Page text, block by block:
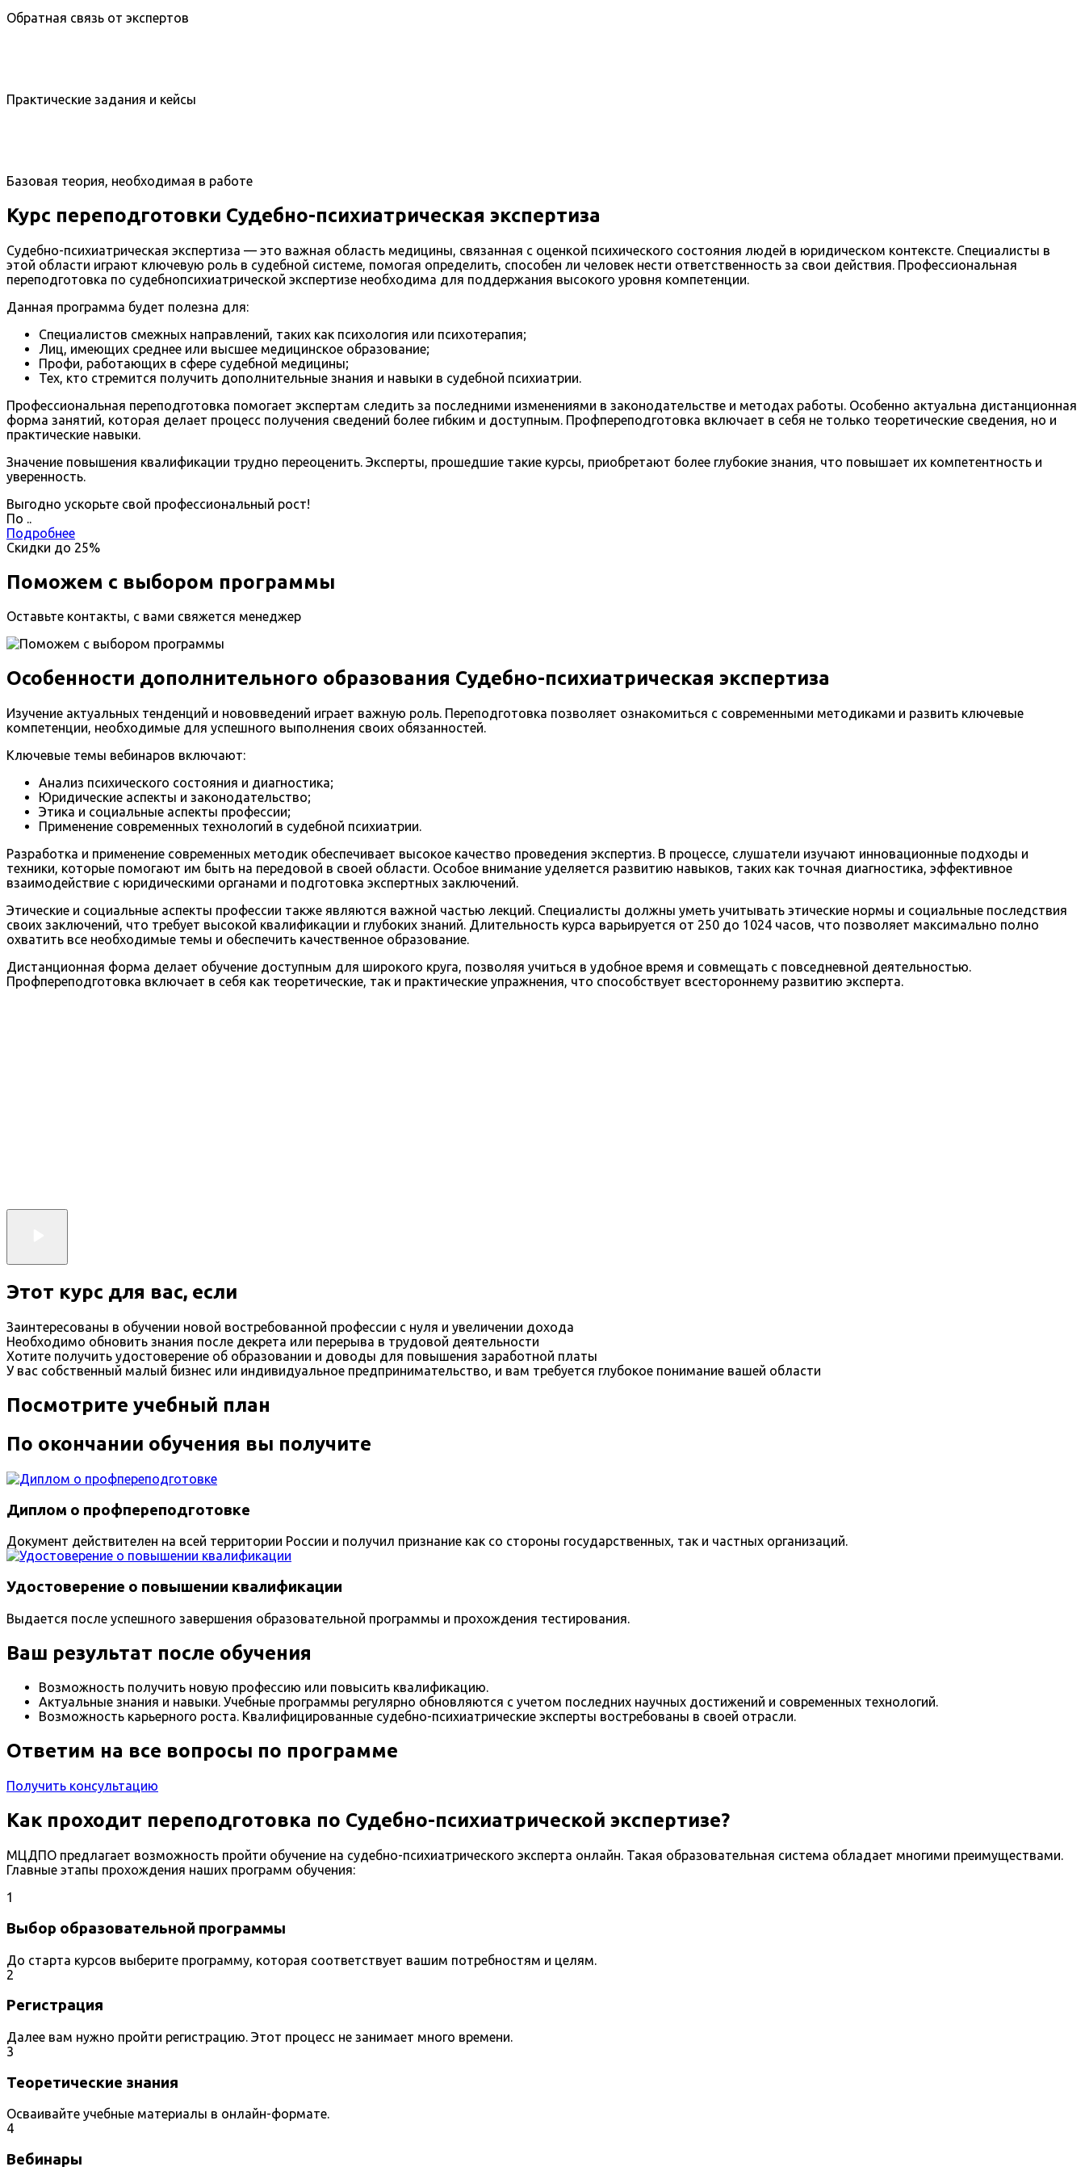
Обратная связь от экспертов
Практические задания и кейсы
Базовая теория, необходимая в работе
Курс переподготовки Судебно-психиатрическая экспертиза
Судебно-психиатрическая экспертиза — это важная область медицины, связанная с оценкой психического состояния людей в юридическом контексте. Специалисты в
этой области играют ключевую роль в судебной системе, помогая определить, способен ли человек нести ответственность за свои действия. Профессиональная
переподготовка по судебнопсихиатрической экспертизе необходима для поддержания высокого уровня компетенции.
Данная программа будет полезна для:
Специалистов смежных направлений, таких как психология или психотерапия;
Лиц, имеющих среднее или высшее медицинское образование;
Профи, работающих в сфере судебной медицины;
Тех, кто стремится получить дополнительные знания и навыки в судебной психиатрии.
Профессиональная переподготовка помогает экспертам следить за последними изменениями в законодательстве и методах работы. Особенно актуальна дистанционная
форма занятий, которая делает процесс получения сведений более гибким и доступным. Профпереподготовка включает в себя не только теоретические сведения, но и
практические навыки.
Значение повышения квалификации трудно переоценить. Эксперты, прошедшие такие курсы, приобретают более глубокие знания, что повышает их компетентность и
уверенность.
Выгодно ускорьте свой профессиональный рост!
По ..
Подробнее
Скидки до 25%
Поможем с выбором программы
Оставьте контакты, с вами свяжется менеджер
Особенности дополнительного образования Судебно-психиатрическая экспертиза
Изучение актуальных тенденций и нововведений играет важную роль. Переподготовка позволяет ознакомиться с современными методиками и развить ключевые
компетенции, необходимые для успешного выполнения своих обязанностей.
Ключевые темы вебинаров включают:
Анализ психического состояния и диагностика;
Юридические аспекты и законодательство;
Этика и социальные аспекты профессии;
Применение современных технологий в судебной психиатрии.
Разработка и применение современных методик обеспечивает высокое качество проведения экспертиз. В процессе, слушатели изучают инновационные подходы и
техники, которые помогают им быть на передовой в своей области. Особое внимание уделяется развитию навыков, таких как точная диагностика, эффективное
взаимодействие с юридическими органами и подготовка экспертных заключений.
Этические и социальные аспекты профессии также являются важной частью лекций. Специалисты должны уметь учитывать этические нормы и социальные последствия
своих заключений, что требует высокой квалификации и глубоких знаний. Длительность курса варьируется от 250 до 1024 часов, что позволяет максимально полно
охватить все необходимые темы и обеспечить качественное образование.
Дистанционная форма делает обучение доступным для широкого круга, позволяя учиться в удобное время и совмещать с повседневной деятельностью.
Профпереподготовка включает в себя как теоретические, так и практические упражнения, что способствует всестороннему развитию эксперта.
Этот курс для вас, если
Заинтересованы в обучении новой востребованной профессии с нуля и увеличении дохода
Необходимо обновить знания после декрета или перерыва в трудовой деятельности
Хотите получить удостоверение об образовании и доводы для повышения заработной платы
У вас собственный малый бизнес или индивидуальное предпринимательство, и вам требуется глубокое понимание вашей области
Посмотрите учебный план
По окончании обучения вы получите
Диплом о профпереподготовке
Документ действителен на всей территории России и получил признание как со стороны государственных, так и частных организаций.
Удостоверение о повышении квалификации
Выдается после успешного завершения образовательной программы и прохождения тестирования.
Ваш результат после обучения
Возможность получить новую профессию или повысить квалификацию.
Актуальные знания и навыки. Учебные программы регулярно обновляются с учетом последних научных достижений и современных технологий.
Возможность карьерного роста. Квалифицированные судебно-психиатрические эксперты востребованы в своей отрасли.
Ответим на все вопросы по программе
Получить консультацию
Как проходит переподготовка по Судебно-психиатрической экспертизе?
МЦДПО предлагает возможность пройти обучение на судебно-психиатрического эксперта онлайн. Такая образовательная система обладает многими преимуществами.
Главные этапы прохождения наших программ обучения:
1
Выбор образовательной программы
До старта курсов выберите программу, которая соответствует вашим потребностям и целям.
2
Регистрация
Далее вам нужно пройти регистрацию. Этот процесс не занимает много времени.
3
Теоретические знания
Осваивайте учебные материалы в онлайн-формате.
4
Вебинары